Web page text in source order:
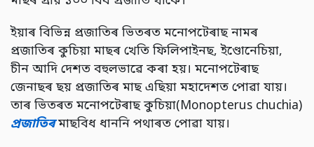
ইয়াৰ বিভিন্ন প্ৰজাতিৰ ভিতৰত মনোপটেৰাছ নামৰ
প্ৰজাতিৰ কুচিয়া মাছৰ খেতি ফিলিপাইনছ, ইণ্ডোনেচিয়া,
চীন আদি দেশত বহুলভাৱে কৰা হয়। মনোপটেৰাছ
জেনাছৰ ছয় প্ৰজাতিৰ মাছ এছিয়া মহাদেশত পোৱা যায়।
তাৰ ভিতৰত মনোপটেৰাছ কুচিয়া(Monopterus chuchia)
প্ৰজাতিৰমাছবিধ ধাননি পথাৰত পোৱা যায়।